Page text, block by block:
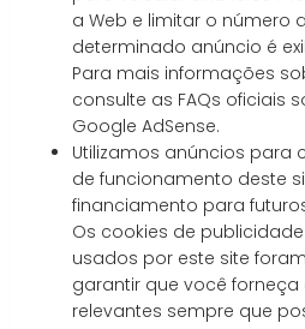
a Web e limitar o número
determinado anúncio é
Para mais informações
consulte as FAQs oficiais
Google AdSense.
Utilizamos anúncios para
de funcionamento deste
financiamento para
Os cookies de
usados ​​por este site
garantir que você
relevantes sempre que